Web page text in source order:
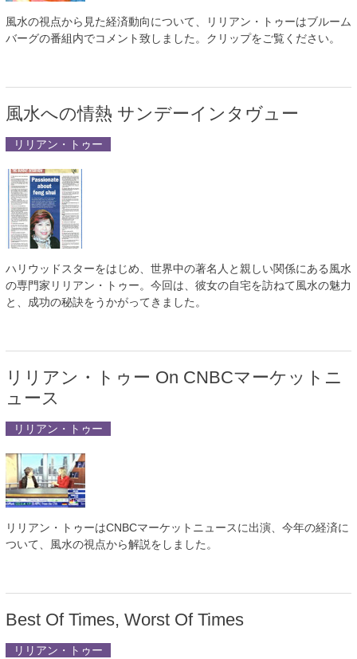
風水の視点から見た経済動向について、リリアン・トゥーはブルーム
バーグの番組内でコメント致しました。クリップをご覧ください。
風水への情熱 サンデーインタヴュー
リリアン・トゥー
ハリウッドスターをはじめ、世界中の著名人と親しい関係にある風水
の専門家リリアン・トゥー。今回は、彼女の自宅を訪ねて風水の魅力
と、成功の秘訣をうかがってきました。
リリアン・トゥー On CNBCマーケットニ
ュース
リリアン・トゥー
リリアン・トゥーはCNBCマーケットニュースに出演、今年の経済に
ついて、風水の視点から解説をしました。
Best Of Times, Worst Of Times
リリアン・トゥー